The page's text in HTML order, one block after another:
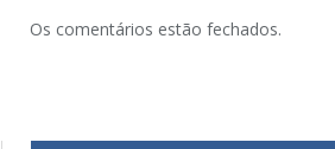
Os comentários estão fechados.